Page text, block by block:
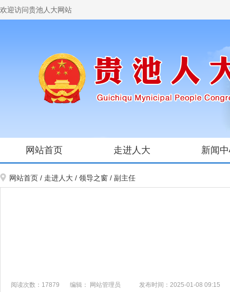
欢迎访问贵池人大网站
网站首页 走进人大 新闻
网站首页 / 走进人大 / 领导之窗 / 副主任
阅读次数：17879 编辑： 网站管理员 发布时间：2025-01-08 09:15